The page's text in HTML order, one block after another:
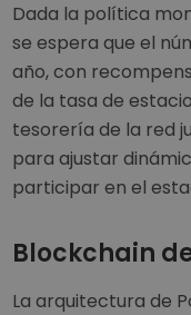
Dada la política
se espera que el
año, con
de la tasa de
tesorería de la red
para ajustar
participar en el
Blockchain
La arquitectura de